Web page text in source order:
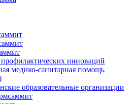
инноваций
медико-санитарная помощь
образовательные организации